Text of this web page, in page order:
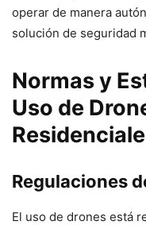
operar de manera
solución de seguridad
Normas y
Uso de
Regulaciones
El uso de drones está